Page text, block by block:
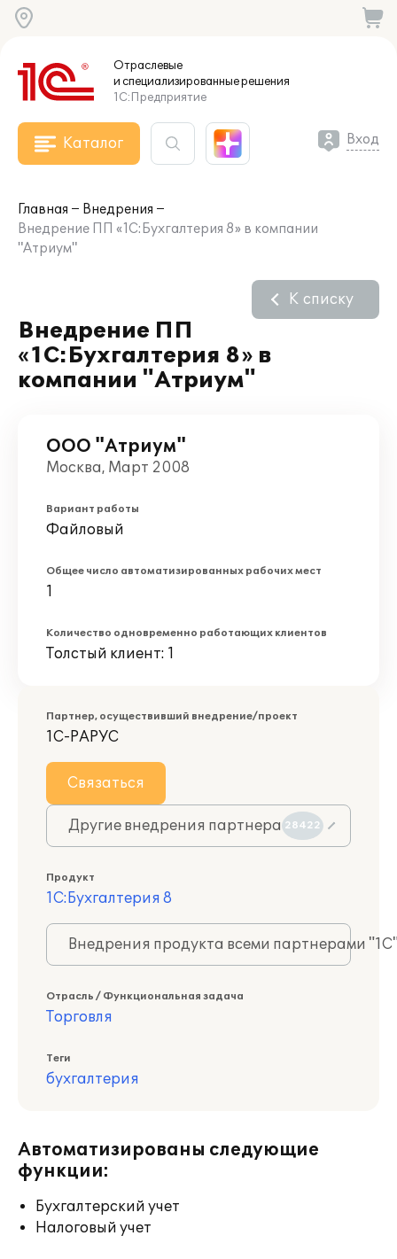
Отраслевые
и специализированныерешения
1С:Предприятие
Каталог Вход
Главная
Внедрения
Внедрение ПП «1С:Бухгалтерия 8» в компании
"Атриум"
Внедрение ПП
«1С:Бухгалтерия 8» в
компании "Атриум"
К списку
ООО "Атриум"
Москва, Март 2008
Вариант работы
Файловый
Общее число автоматизированных рабочих мест
1
Количество одновременно работающих клиентов
Толстый клиент: 1
Партнер, осуществивший внедрение/проект
1С-РАРУС
Связаться
Другие внедрения партнера 28422
Продукт
1С:Бухгалтерия 8
Внедрения продукта всеми партнерами
Отрасль / Функциональная задача
Торговля
Теги
бухгалтерия
Автоматизированы следующие
функции:
Бухгалтерский учет
Налоговый учет